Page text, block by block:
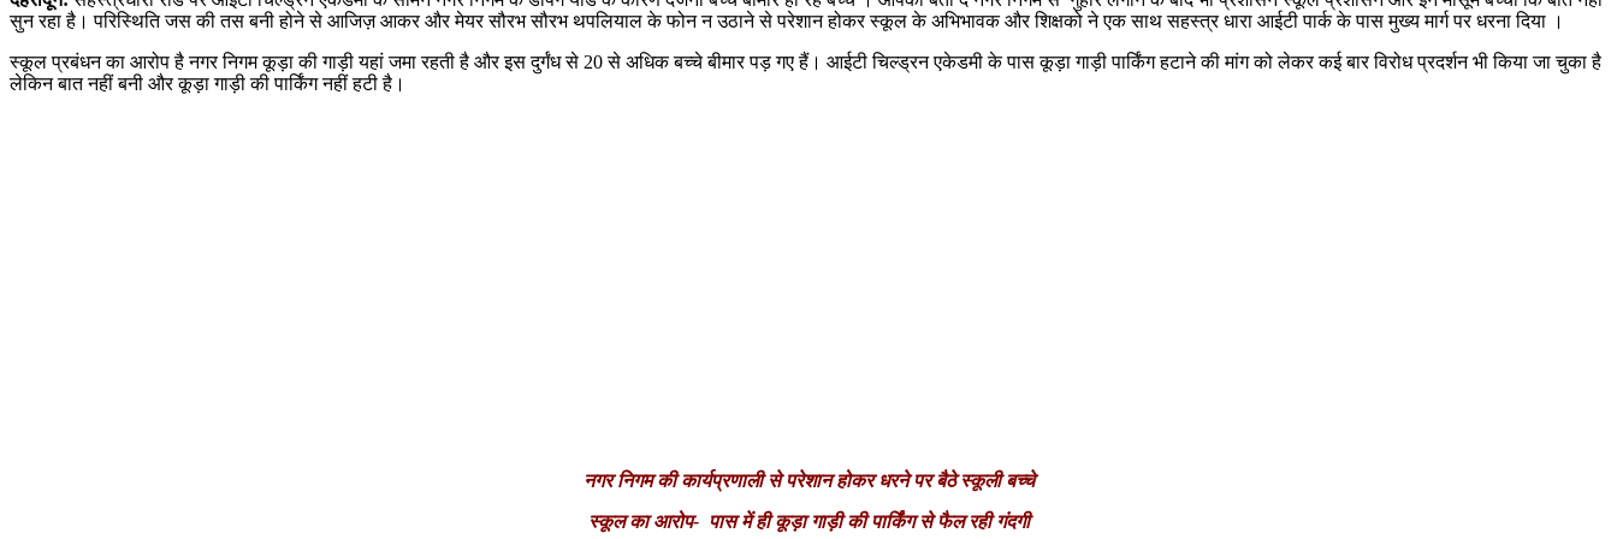
सुन रहा है। परिस्थिति जस की तस बनी होने से आजिज़ आकर और मेयर सौरभ सौरभ थपलियाल के फोन न उठाने से परेशान होकर स्कूल के अभिभावक और शिक्षको ने एक साथ सहस्त्र धारा आईटी पार्क के पास मुख्य मार्ग पर धरना दिया ।
स्कूल प्रबंधन का आरोप है नगर निगम कूड़ा की गाड़ी यहां जमा रहती है और इस दुर्गंध से 20 से अधिक बच्चे बीमार पड़ गए हैं। आईटी चिल्ड्रन एकेडमी के पास कूड़ा गाड़ी पार्किंग हटाने की मांग को लेकर कई बार विरोध प्रदर्शन भी किया जा चुका है
लेकिन बात नहीं बनी और कूड़ा गाड़ी की पार्किंग नहीं हटी है।
नगर निगम की कार्यप्रणाली से परेशान होकर धरने पर बैठे स्कूली बच्चे
स्कूल का आरोप- पास में ही कूड़ा गाड़ी की पार्किंग से फैल रही गंदगी